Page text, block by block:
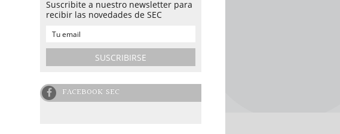
Suscribite a nuestro newsletter para
recibir las novedades de SEC
FACEBOOK SEC